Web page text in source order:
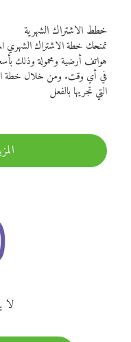
خطط الاشتراك الشهرية
تمنحك خطة الاشتراك الشهري
هواتف أرضية ومحمولة وذلك
في أي وقت. ومن خلال خطة
التي تجريها بالفعل
لا